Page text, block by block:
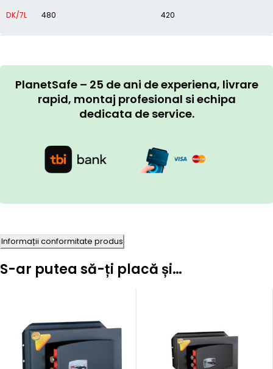
DK/7L 480 420
PlanetSafe – 25 de ani de experiena, livrare
rapid, montaj profesional si echipa
dedicata de service.
Informații conformitate produs
S-ar putea să-ți placă și…